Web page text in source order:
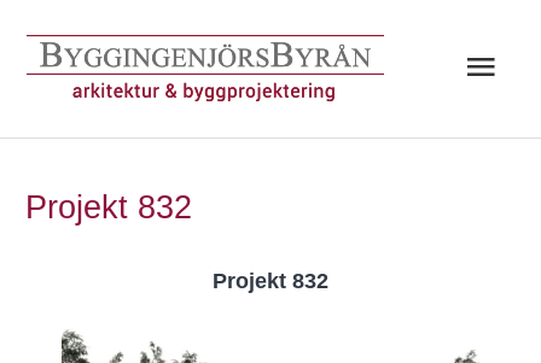
innehåll
Projekt 832
Projekt 832